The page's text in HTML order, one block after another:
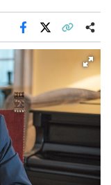
Facebook